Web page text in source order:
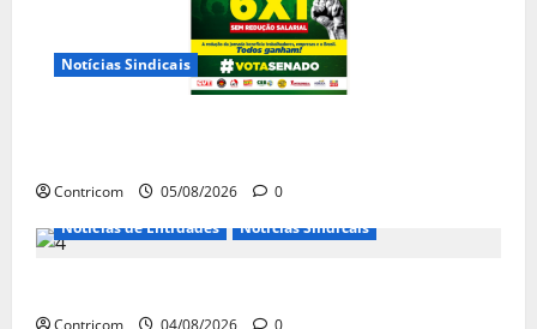
Notícias Sindicais
Contricom 05/08/2026
0
Notícias de Entidades
Notícias Sindicais